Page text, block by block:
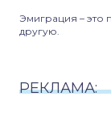
Эмиграция – это
другую.
РЕКЛАМА: